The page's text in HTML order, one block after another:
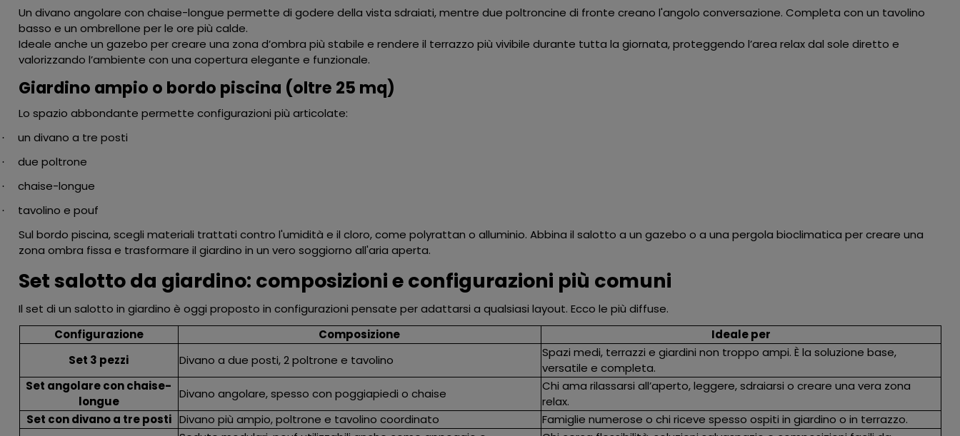
Un divano angolare con chaise-longue permette di godere della vista sdraiati, mentre due poltroncine di fronte creano l'angolo conversazione. Completa con un tavolino
basso e unombrellone per le ore più calde.
Ideale anche ungazebo per creare una zona d’ombra più stabile e rendere il terrazzo più vivibile durante tutta la giornata, proteggendo l’area relax dal sole diretto e
valorizzando l’ambiente con una copertura elegante e funzionale.
Giardino ampio o bordo piscina (oltre 25 mq)
Lo spazio abbondante permette configurazioni più articolate:
· un divano a tre posti
· due poltrone
· chaise-longue
·
tavolino e pouf
Sul bordo piscina, scegli materiali trattati contro l'umidità e il cloro, come polyrattan o alluminio. Abbina il salotto a ungazebo o a unapergola bioclimatica per creare una
zona ombra fissa e trasformare il giardino in un vero soggiorno all'aria aperta.
Set salotto da giardino: composizioni e configurazioni più comuni
Il set di un salotto in giardino è oggi proposto in configurazioni pensate per adattarsi a qualsiasi layout. Ecco le più diffuse.
Configurazione
Composizione
Ideale per
Set 3 pezzi
Divano a due posti, 2 poltrone e tavolino
Spazi medi, terrazzi e giardini non troppo ampi. È la soluzione base,
versatile e completa.
Set angolare con chaise-
longue
Divano angolare, spesso con poggiapiedi o chaise
Chi ama rilassarsi all’aperto, leggere, sdraiarsi o creare una vera zona
relax.
Set con divano a tre posti Divano più ampio, poltrone e tavolino coordinato
Famiglie numerose o chi riceve spesso ospiti in giardino o in terrazzo.